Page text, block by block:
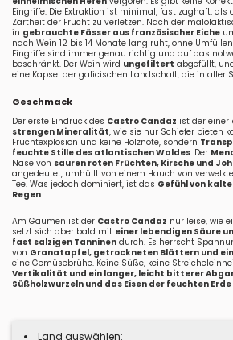
Eingriffe. Die Extraktion ist minimal, fast zaghaft,
Zartheit der Frucht zu verletzen. Nach der
in gebrauchte Fässer aus französischer Eiche
nach Wein 12 bis 14 Monate lang ruht, ohne
Eingriffe sind immer genau richtig und auf das
beschränkt. Der Wein wird ungefiltert abgefüllt,
eine Kapsel der galicischen Landschaft, die in aller
Geschmack
Der erste Eindruck des Castro Candaz ist der einer
strengen Mineralität, wie sie nur Schiefer bieten
Fruchtexplosion und keine Holznote, sondern
feuchte Stille des atlantischen Waldes. Der
Nase von sauren roten Früchten, Kirsche und
angedeutet, umhüllt von einem Hauch von
Tee. Was jedoch dominiert, ist das Gefühl von
Regen.
Am Gaumen ist der Castro Candaz nur leise, wie
setzt sich aber bald mit einer lebendigen Säure
fast salzigen Tanninen durch. Es herrscht
von Granatapfel, getrockneten Blättern und
eine Gemüsebrühe. Keine Süße, keine
Vertikalität und ein langer, leicht bitterer
Süßholzwurzeln und das Eisen der feuchten
Land auswählen: